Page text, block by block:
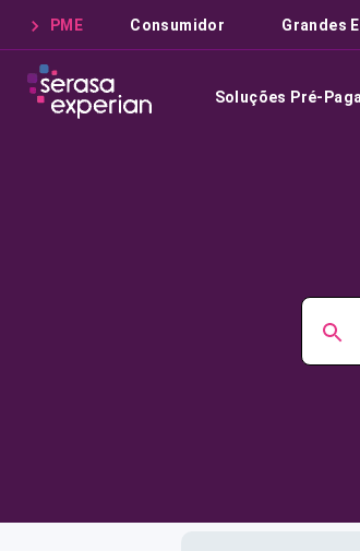
PME Consumidor Grandes
Soluções Pré-